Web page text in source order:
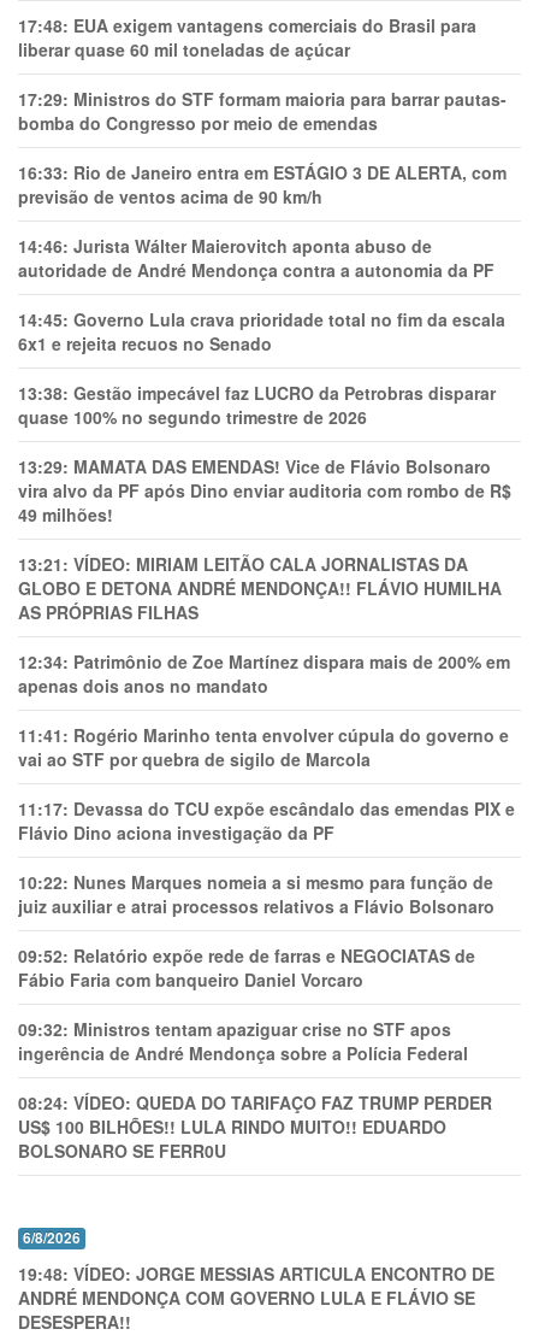
17:48: EUA exigem vantagens comerciais do Brasil para
liberar quase 60 mil toneladas de açúcar
17:29: Ministros do STF formam maioria para barrar pautas-
bomba do Congresso por meio de emendas
16:33: Rio de Janeiro entra em ESTÁGIO 3 DE ALERTA, com
previsão de ventos acima de 90 km/h
14:46: Jurista Wálter Maierovitch aponta abuso de
autoridade de André Mendonça contra a autonomia da PF
14:45: Governo Lula crava prioridade total no fim da escala
6x1 e rejeita recuos no Senado
13:38: Gestão impecável faz LUCRO da Petrobras disparar
quase 100% no segundo trimestre de 2026
13:29: MAMATA DAS EMENDAS! Vice de Flávio Bolsonaro
vira alvo da PF após Dino enviar auditoria com rombo de R$
49 milhões!
13:21: VÍDEO: MIRIAM LEITÃO CALA JORNALISTAS DA
GLOBO E DETONA ANDRÉ MENDONÇA!! FLÁVIO HUMILHA
AS PRÓPRIAS FILHAS
12:34: Patrimônio de Zoe Martínez dispara mais de 200% em
apenas dois anos no mandato
11:41: Rogério Marinho tenta envolver cúpula do governo e
vai ao STF por quebra de sigilo de Marcola
11:17: Devassa do TCU expõe escândalo das emendas PIX e
Flávio Dino aciona investigação da PF
10:22: Nunes Marques nomeia a si mesmo para função de
juiz auxiliar e atrai processos relativos a Flávio Bolsonaro
09:52: Relatório expõe rede de farras e NEGOCIATAS de
Fábio Faria com banqueiro Daniel Vorcaro
09:32: Ministros tentam apaziguar crise no STF apos
ingerência de André Mendonça sobre a Polícia Federal
08:24: VÍDEO: QUEDA DO TARIFAÇO FAZ TRUMP PERDER
US$ 100 BILHÕES!! LULA RINDO MUITO!! EDUARDO
BOLSONARO SE FERR0U
6/8/2026
19:48: VÍDEO: JORGE MESSIAS ARTICULA ENCONTRO DE
ANDRÉ MENDONÇA COM GOVERNO LULA E FLÁVIO SE
DESESPERA!!